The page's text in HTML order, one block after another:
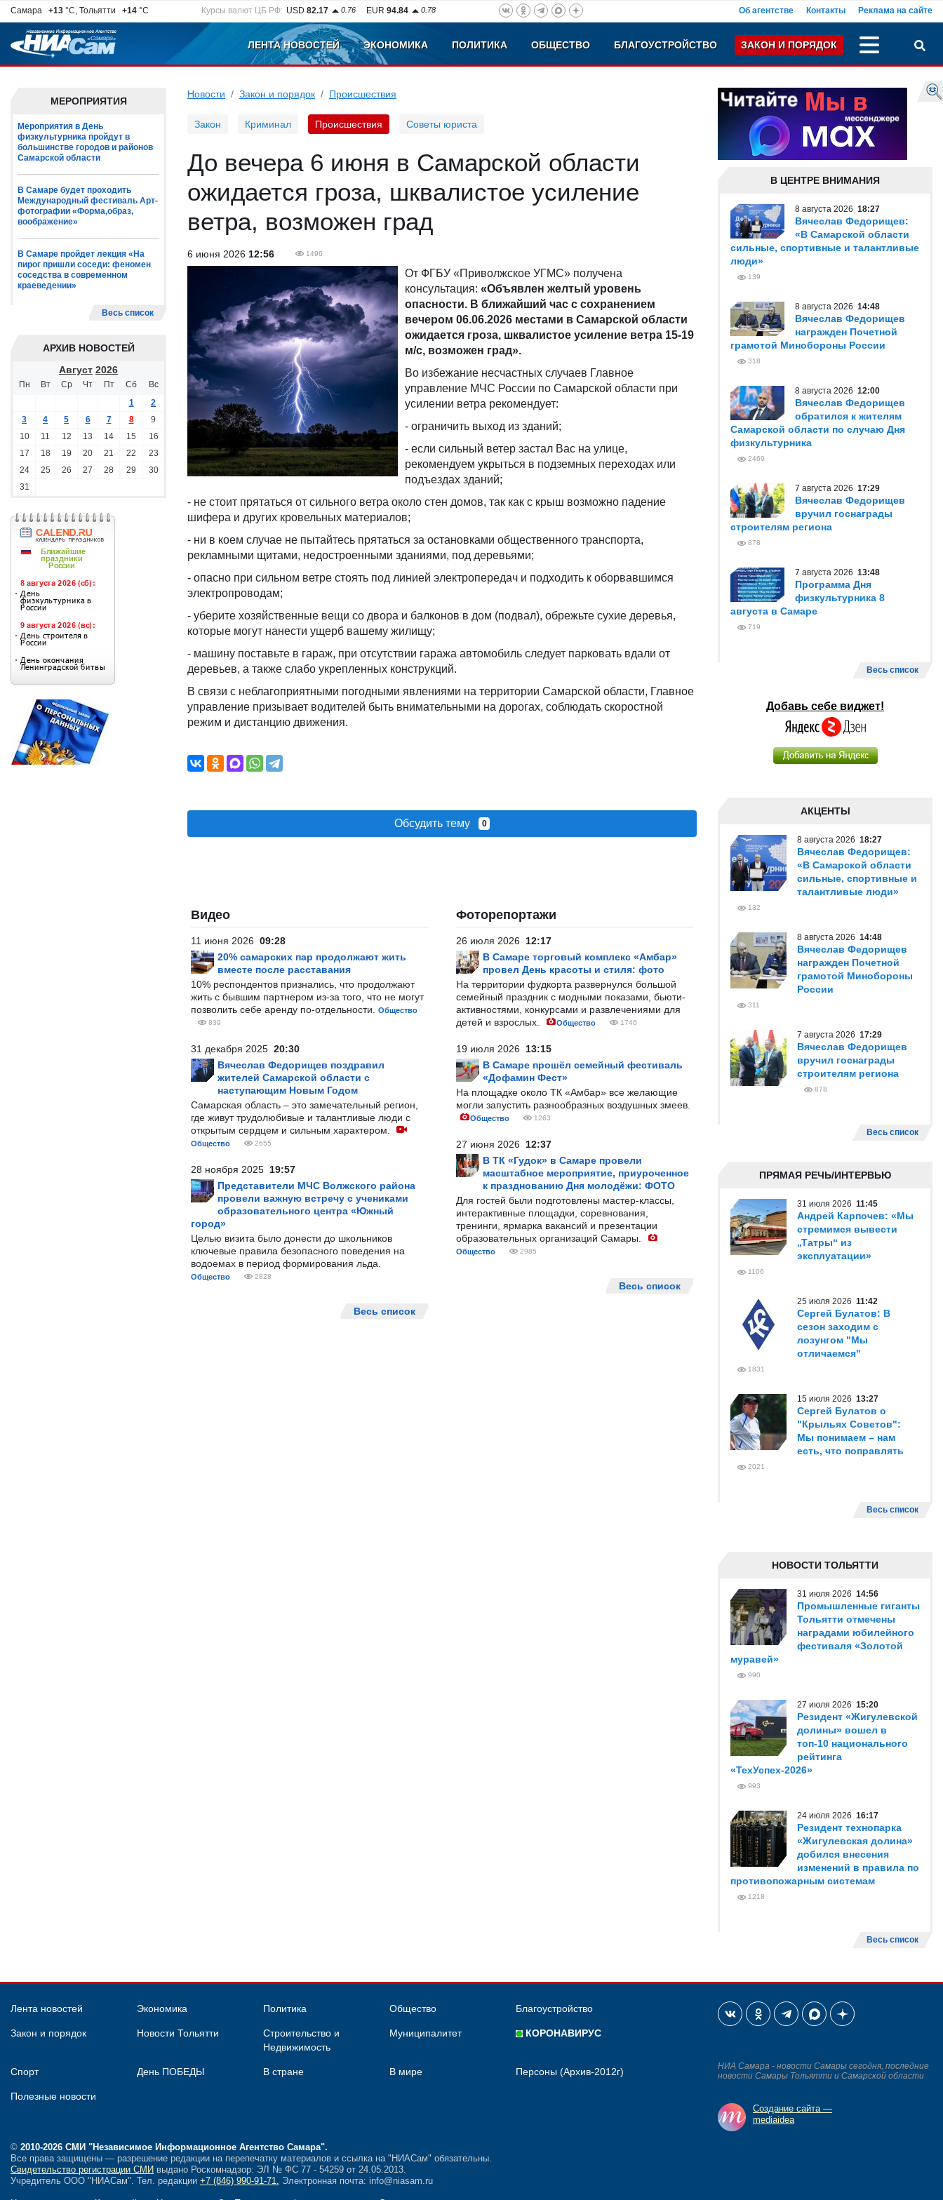
Самара +13 °C, Тольятти +14 °C Курсы валют ЦБ РФ: USD 82.17 0.76 EUR 94.84 0.78 Об агентстве Контакты Реклама на сайте
ЛЕНТА НОВОСТЕЙ ЭКОНОМИКА ПОЛИТИКА ОБЩЕСТВО БЛАГОУСТРОЙСТВО ЗАКОН И ПОРЯДОК
МЕРОПРИЯТИЯ
Мероприятия в День
физкультурника пройдут в
большинстве городов и районов
Самарской области
В Самаре будет проходить
Международный фестиваль Арт-
фотографии «Форма,образ,
воображение»
В Самаре пройдет лекция «На
пирог пришли соседи: феномен
соседства в современном
краеведении»
Весь список
АРХИВ НОВОСТЕЙ
Август 2026
Пн Вт Ср Чт Пт Сб
Вс
1
2
3
4 5 6 7 8
9
10
11 12 13 14 15
16
17
18 19 20 21 22
23
24
25 26 27 28 29
30
31
Новости Закон и порядок Происшествия
Закон Криминал Происшествия Советы юриста
До вечера 6 июня в Самарской области
ожидается гроза, шквалистое усиление
ветра, возможен град
6 июня 2026 12:56 1496
От ФГБУ «Приволжское УГМС» получена
консультация: «Объявлен желтый уровень
опасности. В ближайший час с сохранением
вечером 06.06.2026 местами в Самарской области
ожидается гроза, шквалистое усиление ветра 15-19
м/с, возможен град».
Во избежание несчастных случаев Главное
управление МЧС России по Самарской области при
усилении ветра рекомендует:
- ограничить выход из зданий;
- если сильный ветер застал Вас на улице,
рекомендуем укрыться в подземных переходах или
подъездах зданий;
- не стоит прятаться от сильного ветра около стен домов, так как с крыш возможно падение
шифера и других кровельных материалов;
- ни в коем случае не пытайтесь прятаться за остановками общественного транспорта,
рекламными щитами, недостроенными зданиями, под деревьями;
- опасно при сильном ветре стоять под линией электропередач и подходить к оборвавшимся
электропроводам;
- уберите хозяйственные вещи со двора и балконов в дом (подвал), обрежьте сухие деревья,
которые могут нанести ущерб вашему жилищу;
- машину поставьте в гараж, при отсутствии гаража автомобиль следует парковать вдали от
деревьев, а также слабо укрепленных конструкций.
В связи с неблагоприятными погодными явлениями на территории Самарской области, Главное
управление призывает водителей быть внимательными на дорогах, соблюдать скоростной
режим и дистанцию движения.
Обсудить тему 0
Видео
11 июня 2026 09:28
20% самарских пар продолжают жить
вместе после расставания
10% респондентов признались, что продолжают
жить с бывшим партнером из-за того, что не могут
позволить себе аренду по-отдельности.
Общество
839
31 декабря 2025 20:30
Вячеслав Федорищев поздравил
жителей Самарской области с
наступающим Новым Годом
Самарская область – это замечательный регион,
где живут трудолюбивые и талантливые люди с
открытым сердцем и сильным характером.
Общество 2655
28 ноября 2025 19:57
Представители МЧС Волжского района
провели важную встречу с учениками
образовательного центра «Южный
город»
Целью визита было донести до школьников
ключевые правила безопасного поведения на
водоемах в период формирования льда.
Общество 2828
Весь список
Фоторепортажи
26 июля 2026 12:17
В Самаре торговый комплекс «Амбар»
провел День красоты и стиля: фото
На территории фудкорта развернулся большой
семейный праздник с модными показами, бьюти-
активностями, конкурсами и развлечениями для
детей и взрослых.
Общество 1746
19 июля 2026 13:15
В Самаре прошёл семейный фестиваль
«Дофамин Фест»
На площадке около ТК «Амбар» все желающие
могли запустить разнообразных воздушных змеев.
Общество 1263
27 июня 2026 12:37
В ТК «Гудок» в Самаре провели
масштабное мероприятие, приуроченное
к празднованию Дня молодёжи: ФОТО
Для гостей были подготовлены мастер-классы,
интерактивные площадки, соревнования,
тренинги, ярмарка вакансий и презентации
образовательных организаций Самары.
Общество 2985
Весь список
В ЦЕНТРЕ ВНИМАНИЯ
8 августа 2026 18:27
Вячеслав Федорищев:
«В Самарской области
сильные, спортивные и талантливые
люди»
139
8 августа 2026 14:48
Вячеслав Федорищев
награжден Почетной
грамотой Минобороны России
318
8 августа 2026 12:00
Вячеслав Федорищев
обратился к жителям
Самарской области по случаю Дня
физкультурника
2469
7 августа 2026 17:29
Вячеслав Федорищев
вручил госнаграды
строителям региона
878
7 августа 2026 13:48
Программа Дня
физкультурника 8
августа в Самаре
719
Весь список
Добавь себе виджет!
АКЦЕНТЫ
8 августа 2026 18:27
Вячеслав Федорищев:
«В Самарской области
сильные, спортивные и
талантливые люди»
132
8 августа 2026 14:48
Вячеслав Федорищев
награжден Почетной
грамотой Минобороны
России
311
7 августа 2026 17:29
Вячеслав Федорищев
вручил госнаграды
строителям региона
878
Весь список
ПРЯМАЯ РЕЧЬ/ИНТЕРВЬЮ
31 июля 2026 11:45
Андрей Карпочев: «Мы
стремимся вывести
„Татры“ из
эксплуатации»
1106
25 июля 2026 11:42
Сергей Булатов: В
сезон заходим с
лозунгом "Мы
отличаемся"
1831
15 июля 2026 13:27
Сергей Булатов о
"Крыльях Советов":
Мы понимаем – нам
есть, что поправлять
2021
Весь список
НОВОСТИ ТОЛЬЯТТИ
31 июля 2026 14:56
Промышленные гиганты
Тольятти отмечены
наградами юбилейного
фестиваля «Золотой
муравей»
990
27 июля 2026 15:20
Резидент «Жигулевской
долины» вошел в
топ-10 национального
рейтинга
«ТехУспех-2026»
993
24 июля 2026 16:17
Резидент технопарка
«Жигулевская долина»
добился внесения
изменений в правила по
противопожарным системам
1218
Весь список
Лента новостей Экономика Политика Общество Благоустройство
Закон и порядок Новости Тольятти
Строительство и
Недвижимость
Муниципалитет КОРОНАВИРУС
Спорт День ПОБЕДЫ В стране В мире Персоны (Архив-2012г)
Полезные новости
© 2010-2026 СМИ "Независимое Информационное Агентство Самара".
Все права защищены — разрешение редакции на перепечатку материалов и ссылка на "НИАСам" обязательны.
Свидетельство регистрации СМИ выдано Роскомнадзор: ЭЛ № ФС 77 - 54259 от 24.05.2013.
Учредитель ООО "НИАСам". Тел. редакции +7 (846) 990-91-71. Электронная почта: info@niasam.ru
НИА Самара - новости Самары сегодня, последние
новости Самары Тольятти и Самарской области
Создание сайта —
mediaidea